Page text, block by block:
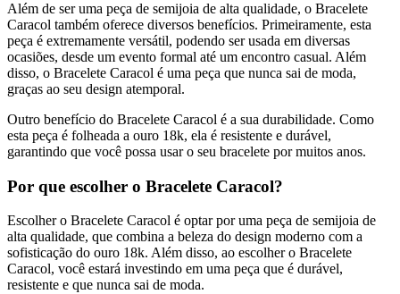
Além de ser uma peça de semijoia de alta qualidade, o Bracelete
Caracol também oferece diversos benefícios. Primeiramente, esta
peça é extremamente versátil, podendo ser usada em diversas
ocasiões, desde um evento formal até um encontro casual. Além
disso, o Bracelete Caracol é uma peça que nunca sai de moda,
graças ao seu design atemporal.
Outro benefício do Bracelete Caracol é a sua durabilidade. Como
esta peça é folheada a ouro 18k, ela é resistente e durável,
garantindo que você possa usar o seu bracelete por muitos anos.
Por que escolher o Bracelete Caracol?
Escolher o Bracelete Caracol é optar por uma peça de semijoia de
alta qualidade, que combina a beleza do design moderno com a
sofisticação do ouro 18k. Além disso, ao escolher o Bracelete
Caracol, você estará investindo em uma peça que é durável,
resistente e que nunca sai de moda.